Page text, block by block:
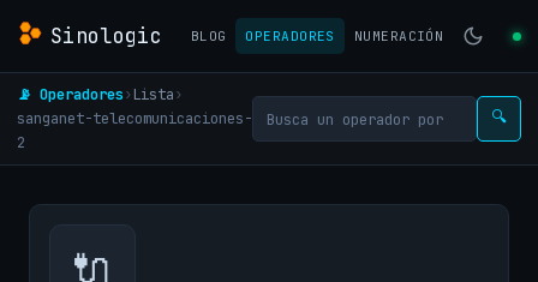
Sinologic BLOG OPERADORES NUMERACIÓN
📡 Operadores› Lista›
sanganet-telecomunicaciones-
2
🔍
🔌